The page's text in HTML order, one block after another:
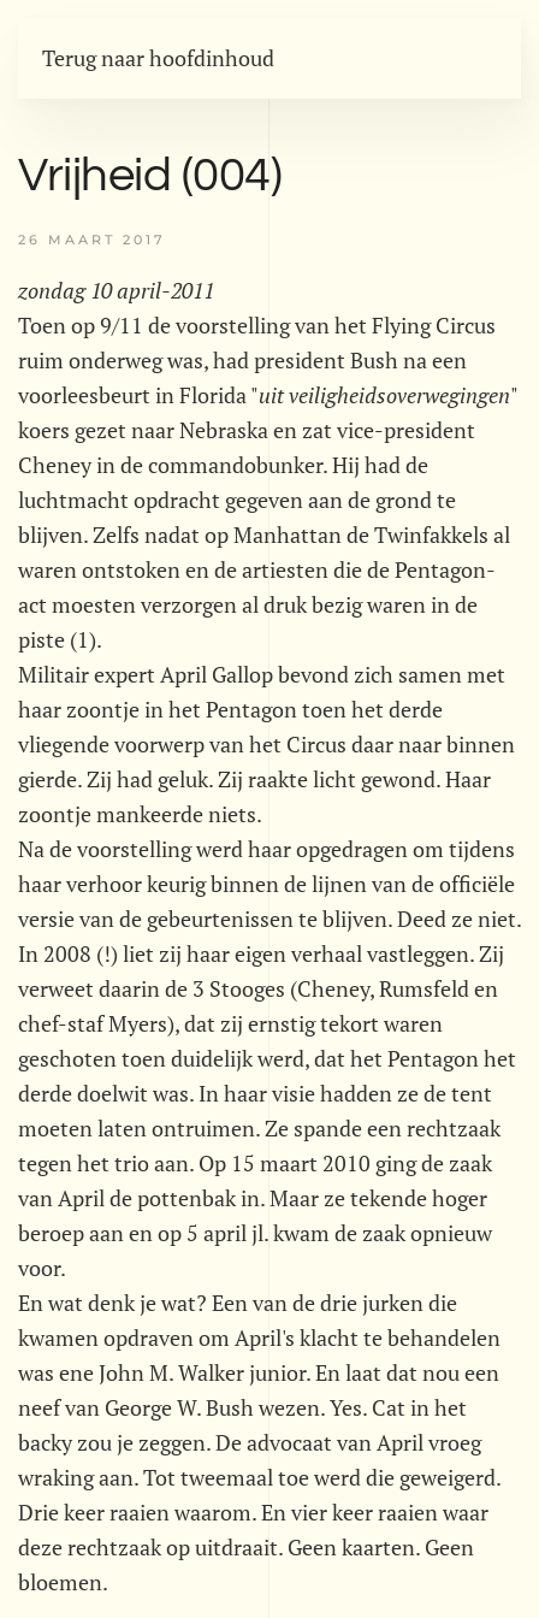
Terug naar hoofdinhoud
Vrijheid (004)
26 MAART 2017
zondag 10 april-2011
Toen op 9/11 de voorstelling van het Flying Circus
ruim onderweg was, had president Bush na een
voorleesbeurt in Florida "uit veiligheidsoverwegingen"
koers gezet naar Nebraska en zat vice-president
Cheney in de commandobunker. Hij had de
luchtmacht opdracht gegeven aan de grond te
blijven. Zelfs nadat op Manhattan de Twinfakkels al
waren ontstoken en de artiesten die de Pentagon-
act moesten verzorgen al druk bezig waren in de
piste (1).
Militair expert April Gallop bevond zich samen met
haar zoontje in het Pentagon toen het derde
vliegende voorwerp van het Circus daar naar binnen
gierde. Zij had geluk. Zij raakte licht gewond. Haar
zoontje mankeerde niets.
Na de voorstelling werd haar opgedragen om tijdens
haar verhoor keurig binnen de lijnen van de officiële
versie van de gebeurtenissen te blijven. Deed ze niet.
In 2008 (!) liet zij haar eigen verhaal vastleggen. Zij
verweet daarin de 3 Stooges (Cheney, Rumsfeld en
chef-staf Myers), dat zij ernstig tekort waren
geschoten toen duidelijk werd, dat het Pentagon het
derde doelwit was. In haar visie hadden ze de tent
moeten laten ontruimen. Ze spande een rechtzaak
tegen het trio aan. Op 15 maart 2010 ging de zaak
van April de pottenbak in. Maar ze tekende hoger
beroep aan en op 5 april jl. kwam de zaak opnieuw
voor.
En wat denk je wat? Een van de drie jurken die
kwamen opdraven om April's klacht te behandelen
was ene John M. Walker junior. En laat dat nou een
neef van George W. Bush wezen. Yes. Cat in het
backy zou je zeggen. De advocaat van April vroeg
wraking aan. Tot tweemaal toe werd die geweigerd.
Drie keer raaien waarom. En vier keer raaien waar
deze rechtzaak op uitdraait. Geen kaarten. Geen
bloemen.